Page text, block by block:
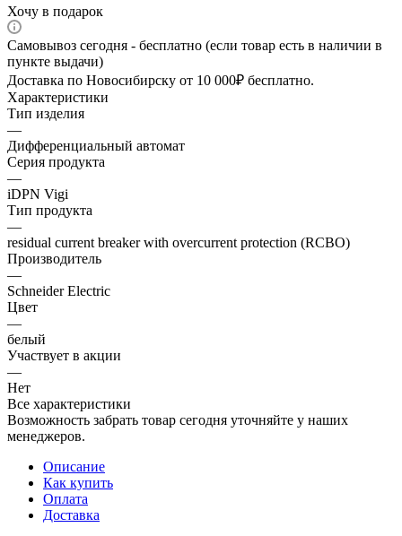
Хочу в подарок
Самовывоз сегодня - бесплатно (если товар есть в наличии в
пункте выдачи)
Доставка по Новосибирску от 10 000₽ бесплатно.
Характеристики
Тип изделия
—
Дифференциальный автомат
Серия продукта
—
iDPN Vigi
Тип продукта
—
residual current breaker with overcurrent protection (RCBO)
Производитель
—
Schneider Electric
Цвет
—
белый
Участвует в акции
—
Нет
Все характеристики
Возможность забрать товар сегодня уточняйте у наших
менеджеров.
Описание
Как купить
Оплата
Доставка